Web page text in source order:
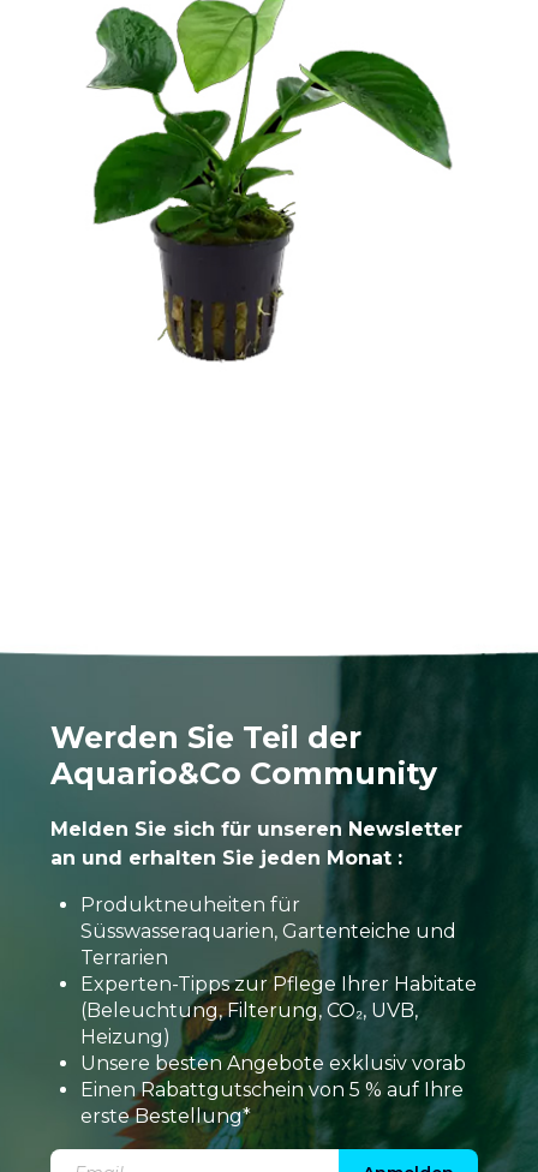
Werden Sie Teil der
Aquario&Co Community
Melden Sie sich für unseren Newsletter
an und erhalten Sie jeden Monat :
Produktneuheiten für
Süsswasseraquarien, Gartenteiche und
Terrarien
Experten-Tipps zur Pflege Ihrer Habitate
(Beleuchtung, Filterung, CO₂, UVB,
Heizung)
Unsere besten Angebote exklusiv vorab
Einen Rabattgutschein von 5 % auf Ihre
erste Bestellung*